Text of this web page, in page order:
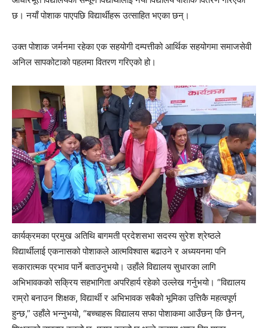
छ। नयाँ पोशाक पाएपछि विद्यार्थीहरू उत्साहित भएका छन्।
उक्त पोशाक जर्मनमा रहेका एक सहयोगी दम्पत्तीको आर्थिक सहयोगमा समाजसेवी
अनिल सापकोटाको पहलमा वितरण गरिएको हो।
कार्यक्रमका प्रमुख अतिथि बागमती प्रदेशसभा सदस्य सुरेश श्रेष्ठले
विद्यार्थीलाई एकनासको पोशाकले आत्मविश्वास बढाउने र अध्ययनमा पनि
सकारात्मक प्रभाव पार्ने बताउनुभयो। उहाँले विद्यालय सुधारका लागि
अभिभावकको सक्रिय सहभागिता अपरिहार्य रहेको उल्लेख गर्नुभयो। “विद्यालय
राम्रो बनाउन शिक्षक, विद्यार्थी र अभिभावक सबैको भूमिका उत्तिकै महत्वपूर्ण
हुन्छ,” उहाँले भन्नुभयो, “बच्चाहरू विद्यालय सफा पोशाकमा आउँछन् कि छैनन्,